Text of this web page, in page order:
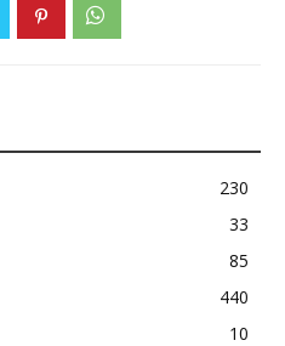
230
33
85
440
10